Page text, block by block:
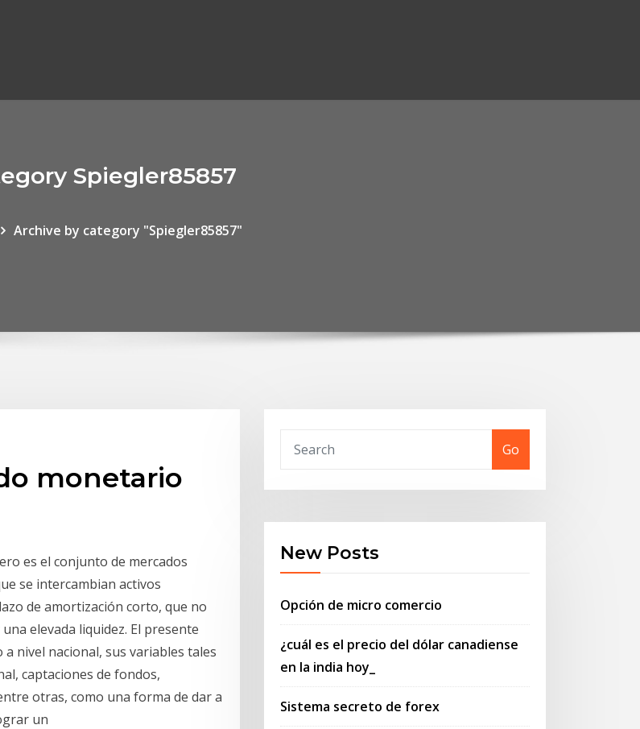
Spiegler85857
Archive by category "Spiegler85857"
monetario
es el conjunto de mercados
se intercambian activos
de amortización corto, que no
elevada liquidez. El presente
nivel nacional, sus variables tales
captaciones de fondos,
otras, como una forma de dar a
un
Go
New Posts
Opción de micro comercio
¿cuál es el precio del dólar canadiense
en la india hoy_
Sistema secreto de forex